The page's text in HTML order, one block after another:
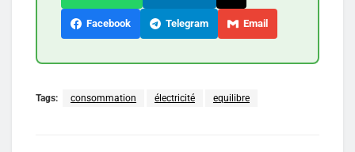
Facebook Telegram Email
Tags: consommation électricité equilibre